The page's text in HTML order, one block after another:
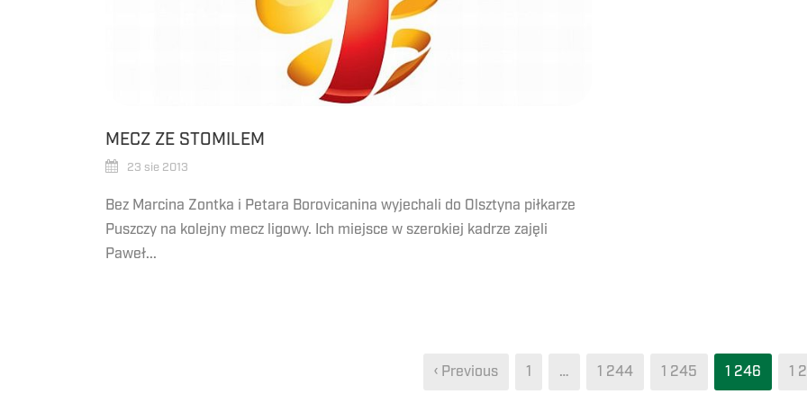
MECZ ZE STOMILEM
23 sie 2013
Bez Marcina Zontka i Petara Borovicanina wyjechali do Olsztyna piłkarze
Puszczy na kolejny mecz ligowy. Ich miejsce w szerokiej kadrze zajęli
Paweł...
‹ Previous 1 … 1 244 1 245 1 246 1